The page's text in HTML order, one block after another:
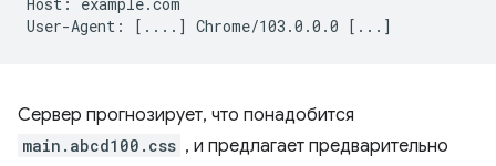
User-Agent:
[ .... ] Chrome/103.0.0.0 [ ... ]
Сервер прогнозирует, что понадобится
main.abcd100.css , и предлагает предварительно